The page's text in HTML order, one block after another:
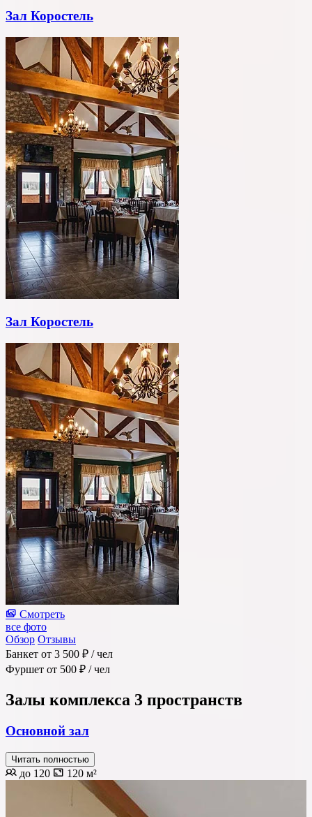
Зал Коростель
Зал Коростель
Смотреть
все фото
Обзор Отзывы
Банкет от 3 500 ₽ / чел
Фуршет от 500 ₽ / чел
Залы комплекса 3 пространств
Основной зал
Читать полностью
до 120 120 м²